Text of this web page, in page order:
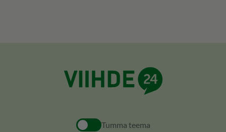
Tumma teema